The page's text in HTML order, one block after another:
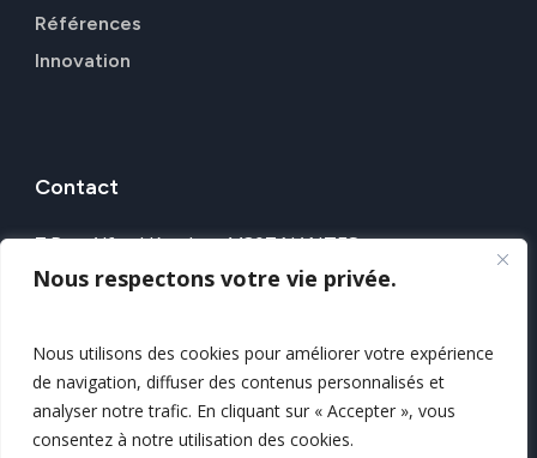
Nous respectons votre vie privée.
Nous utilisons des cookies pour améliorer votre expérience
de navigation, diffuser des contenus personnalisés et
analyser notre trafic. En cliquant sur « Accepter », vous
consentez à notre utilisation des cookies.
Références
Innovation
Contact
7 Rue Alfred Kastler, 44307 NANTES
Mentions légales
Politique de confidentialité